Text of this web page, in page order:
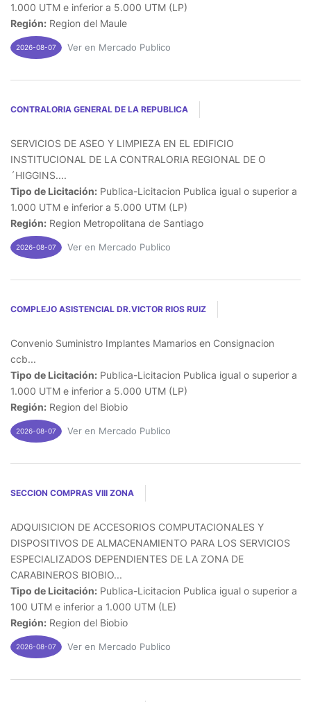
1.000 UTM e inferior a 5.000 UTM (LP)
Región: Region del Maule
2026-08-07 Ver en Mercado Publico
CONTRALORIA GENERAL DE LA REPUBLICA
SERVICIOS DE ASEO Y LIMPIEZA EN EL EDIFICIO
INSTITUCIONAL DE LA CONTRALORIA REGIONAL DE O
´HIGGINS....
Tipo de Licitación: Publica-Licitacion Publica igual o superior a
1.000 UTM e inferior a 5.000 UTM (LP)
Región: Region Metropolitana de Santiago
2026-08-07 Ver en Mercado Publico
COMPLEJO ASISTENCIAL DR.VICTOR RIOS RUIZ
Convenio Suministro Implantes Mamarios en Consignacion
ccb...
Tipo de Licitación: Publica-Licitacion Publica igual o superior a
1.000 UTM e inferior a 5.000 UTM (LP)
Región: Region del Biobio
2026-08-07 Ver en Mercado Publico
SECCION COMPRAS VIII ZONA
ADQUISICION DE ACCESORIOS COMPUTACIONALES Y
DISPOSITIVOS DE ALMACENAMIENTO PARA LOS SERVICIOS
ESPECIALIZADOS DEPENDIENTES DE LA ZONA DE
CARABINEROS BIOBIO...
Tipo de Licitación: Publica-Licitacion Publica igual o superior a
100 UTM e inferior a 1.000 UTM (LE)
Región: Region del Biobio
2026-08-07 Ver en Mercado Publico